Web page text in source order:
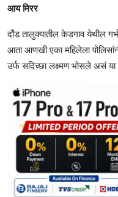
आय मिरर
दौंड तालुक्यातील केडगाव येथील
आता आणखी एका महिलेला
उर्फ सदिच्छा लक्ष्मण भोसले असं